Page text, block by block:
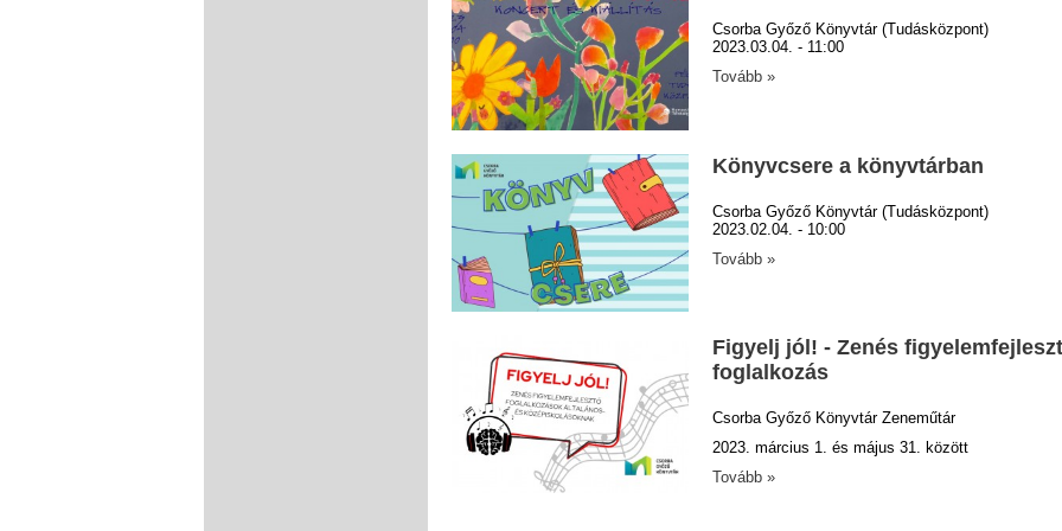
Csorba Győző Könyvtár (Tudásközpont)
2023.03.04. - 11:00
Tovább »
Könyvcsere a könyvtárban
Csorba Győző Könyvtár (Tudásközpont)
2023.02.04. - 10:00
Tovább »
Figyelj jól! - Zenés
foglalkozás
Csorba Győző Könyvtár Zeneműtár
2023. március 1. és május 31. között
Tovább »